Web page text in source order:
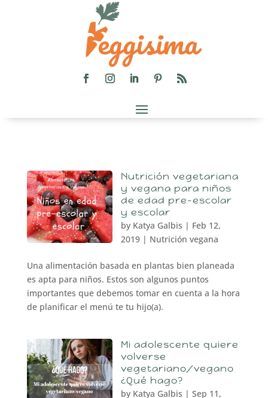
Nutrición vegetariana
y vegana para niños
de edad pre-escolar
y escolar
by Katya Galbis | Feb 12,
2019 | Nutrición vegana
Una alimentación basada en plantas bien planeada
es apta para niños. Estos son algunos puntos
importantes que debemos tomar en cuenta a la hora
de planificar el menú te tu hijo(a).
Mi adolescente quiere
volverse
vegetariano/vegano
¿Qué hago?
by Katya Galbis |Sep 11,